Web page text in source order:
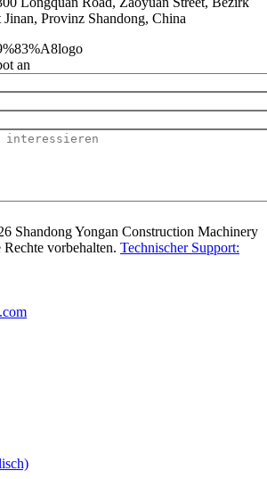
Jinan, Provinz Shandong, China
an
Shandong Yongan Construction Machinery
vorbehalten. Technischer Support: